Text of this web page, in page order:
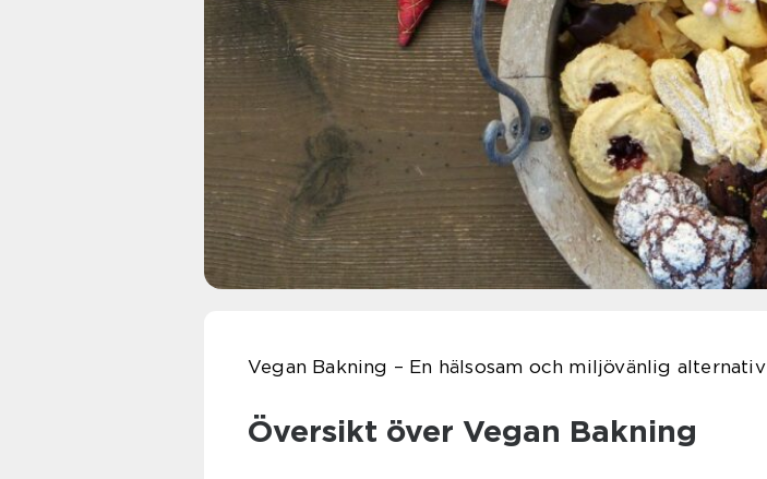
Vegan Bakning – En hälsosam och miljövänlig alternativ
Översikt över Vegan Bakning